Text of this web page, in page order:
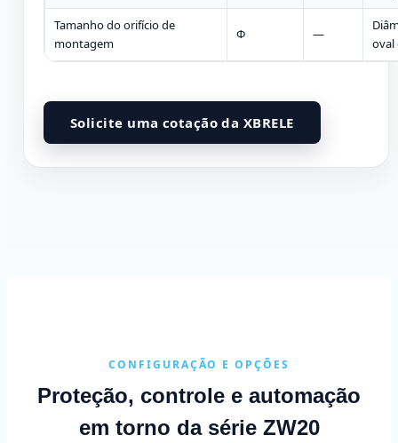
Tamanho do orifício de
montagem
Φ —
oval
Solicite uma cotação da XBRELE
CONFIGURAÇÃO E OPÇÕES
Proteção, controle e automação
em torno da série ZW20